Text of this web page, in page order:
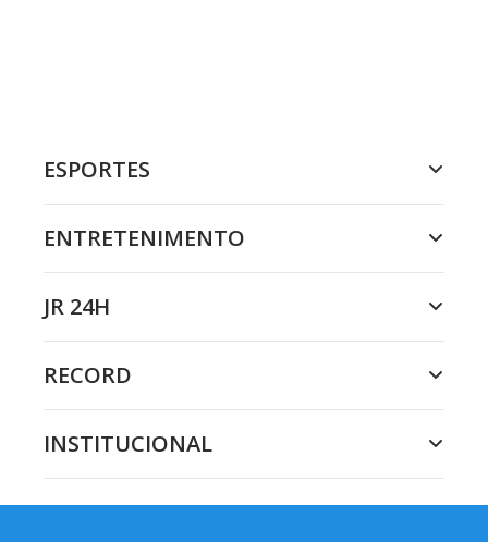
ESPORTES
ENTRETENIMENTO
JR 24H
RECORD
INSTITUCIONAL